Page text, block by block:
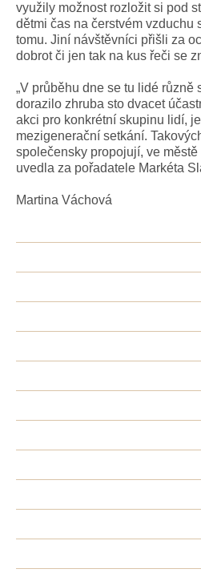
využily možnost rozložit si pod
dětmi čas na čerstvém vzduchu
tomu. Jiní návštěvníci přišli za
dobrot či jen tak na kus řeči se
„V průběhu dne se tu lidé různě
dorazilo zhruba sto dvacet
akci pro konkrétní skupinu lidí,
mezigenerační setkání.
společensky propojují, ve městě
uvedla za pořadatele Markéta
Martina Váchová